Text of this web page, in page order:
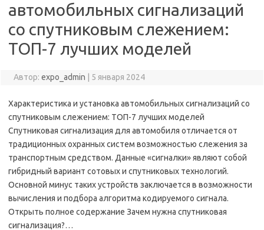
автомобильных сигнализаций
со спутниковым слежением:
ТОП-7 лучших моделей
Автор: expo_admin 5 января 2024
Характеристика и установка автомобильных сигнализаций со
спутниковым слежением: ТОП-7 лучших моделей
Спутниковая сигнализация для автомобиля отличается от
традиционных охранных систем возможностью слежения за
транспортным средством. Данные «сигналки» являют собой
гибридный вариант сотовых и спутниковых технологий.
Основной минус таких устройств заключается в возможности
вычисления и подбора алгоритма кодируемого сигнала.
Открыть полное содержание Зачем нужна спутниковая
сигнализация?…